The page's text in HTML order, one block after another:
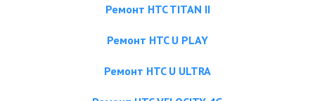
Ремонт HTC TITAN II
Ремонт HTC U PLAY
Ремонт HTC U ULTRA